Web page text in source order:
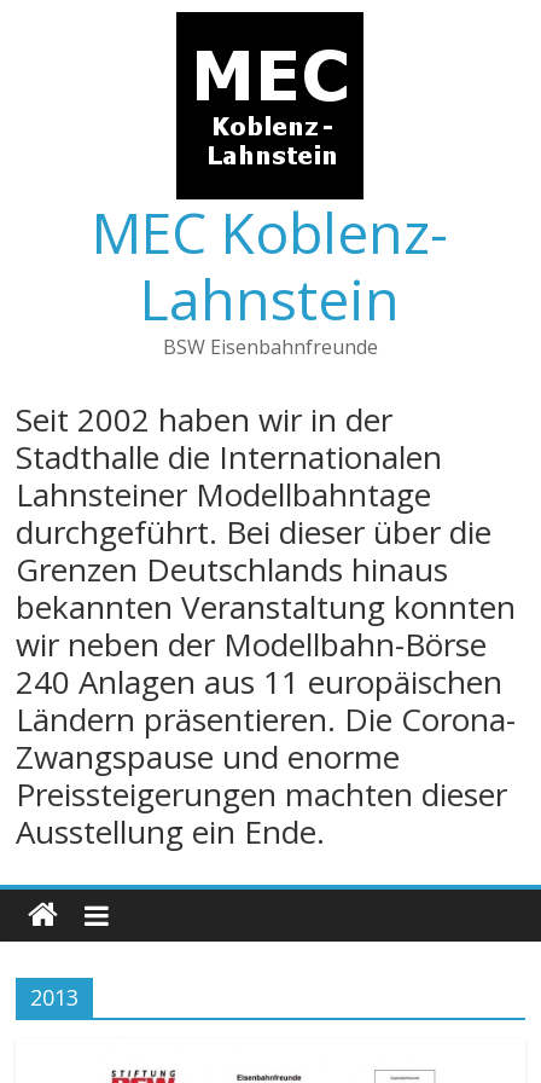
MEC Koblenz-
Lahnstein
BSW Eisenbahnfreunde
Seit 2002 haben wir in der
Stadthalle die Internationalen
Lahnsteiner Modellbahntage
durchgeführt. Bei dieser über die
Grenzen Deutschlands hinaus
bekannten Veranstaltung konnten
wir neben der Modellbahn-Börse
240 Anlagen aus 11 europäischen
Ländern präsentieren. Die Corona-
Zwangspause und enorme
Preissteigerungen machten dieser
Ausstellung ein Ende.
2013